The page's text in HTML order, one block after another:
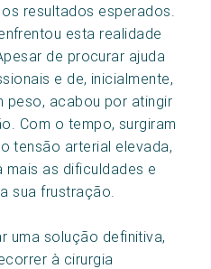
resultados esperados.
esta realidade
de procurar ajuda
e de, inicialmente,
peso, acabou por atingir
Com o tempo, surgiram
tensão arterial elevada,
mais as dificuldades e
sua frustração.
uma solução definitiva,
à cirurgia